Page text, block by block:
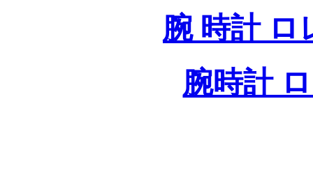
腕 時計 ロ
腕時計